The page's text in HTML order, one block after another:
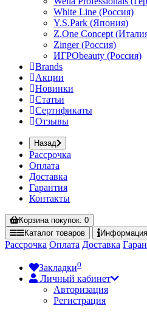
White Line (Россия)
Y.S.Park (Япония)
Z.One Concept
Zinger (Россия)
ИГРОbeauty (Россия)
Brands
Акции
Новинки
Статьи
Сертификаты
Отзывы
Назад
Рассрочка
Оплата
Доставка
Гарантия
Контакты
Корзинапокупок: 0
Каталог товаров Информация
Рассрочка Оплата Доставка
Закладки0
Личный кабинет
Авторизация
Регистрация